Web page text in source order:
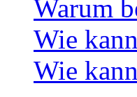
Warum
Wie
Wie